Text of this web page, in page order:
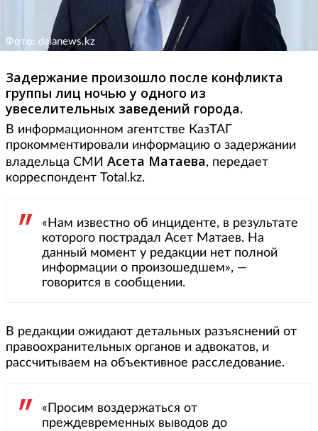
Фото: dalanews.kz
Задержание произошло после конфликта
группы лиц ночью у одного из
увеселительных заведений города.
В информационном агентстве КазТАГ
прокомментировали информацию о задержании
владельца СМИ Асета Матаева, передает
корреспондент Total.kz.
«Нам известно об инциденте, в результате
которого пострадал Асет Матаев. На
данный момент у редакции нет полной
информации о произошедшем», —
говорится в сообщении.
В редакции ожидают детальных разъяснений от
правоохранительных органов и адвокатов, и
рассчитываем на объективное расследование.
«Просим воздержаться от
преждевременных выводов до